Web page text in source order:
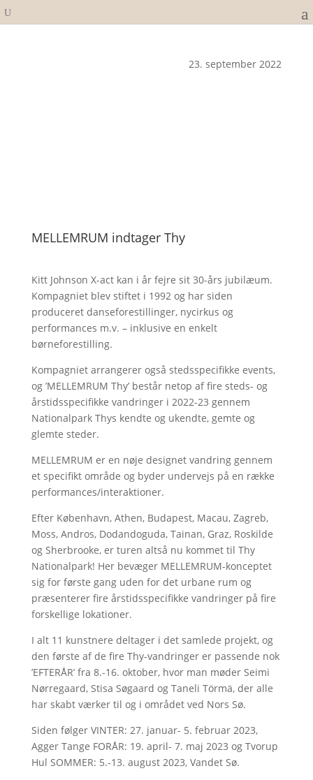
23. september 2022
MELLEMRUM indtager Thy
Kitt Johnson X-act kan i år fejre sit 30-års jubilæum.
Kompagniet blev stiftet i 1992 og har siden
produceret danseforestillinger, nycirkus og
performances m.v. – inklusive en enkelt
børneforestilling.
Kompagniet arrangerer også stedsspecifikke events,
og ’MELLEMRUM Thy’ består netop af fire steds- og
årstidsspecifikke vandringer i 2022-23 gennem
Nationalpark Thys kendte og ukendte, gemte og
glemte steder.
MELLEMRUM er en nøje designet vandring gennem
et specifikt område og byder undervejs på en række
performances/interaktioner.
Efter København, Athen, Budapest, Macau, Zagreb,
Moss, Andros, Dodandoguda, Tainan, Graz, Roskilde
og Sherbrooke, er turen altså nu kommet til Thy
Nationalpark! Her bevæger MELLEMRUM-konceptet
sig for første gang uden for det urbane rum og
præsenterer fire årstidsspecifikke vandringer på fire
forskellige lokationer.
I alt 11 kunstnere deltager i det samlede projekt, og
den første af de fire Thy-vandringer er passende nok
’EFTERÅR’ fra 8.-16. oktober, hvor man møder Seimi
Nørregaard, Stisa Søgaard og Taneli Törmä, der alle
har skabt værker til og i området ved Nors Sø.
Siden følger VINTER: 27. januar- 5. februar 2023,
Agger Tange FORÅR: 19. april- 7. maj 2023 og Tvorup
Hul SOMMER: 5.-13. august 2023, Vandet Sø.